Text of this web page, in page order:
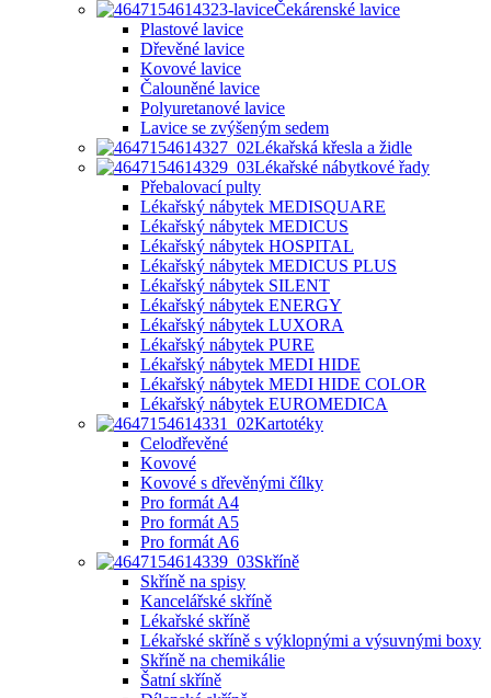
Čekárenské lavice
Plastové lavice
Dřevěné lavice
Kovové lavice
Čalouněné lavice
Polyuretanové lavice
Lavice se zvýšeným sedem
Lékařská křesla a židle
Lékařské nábytkové řady
Přebalovací pulty
Lékařský nábytek MEDISQUARE
Lékařský nábytek MEDICUS
Lékařský nábytek HOSPITAL
Lékařský nábytek MEDICUS PLUS
Lékařský nábytek SILENT
Lékařský nábytek ENERGY
Lékařský nábytek LUXORA
Lékařský nábytek PURE
Lékařský nábytek MEDI HIDE
Lékařský nábytek MEDI HIDE COLOR
Lékařský nábytek EUROMEDICA
Kartotéky
Celodřevěné
Kovové
Kovové s dřevěnými čílky
Pro formát A4
Pro formát A5
Pro formát A6
Skříně
Skříně na spisy
Kancelářské skříně
Lékařské skříně
Lékařské skříně s výklopnými a výsuvnými boxy
Skříně na chemikálie
Šatní skříně